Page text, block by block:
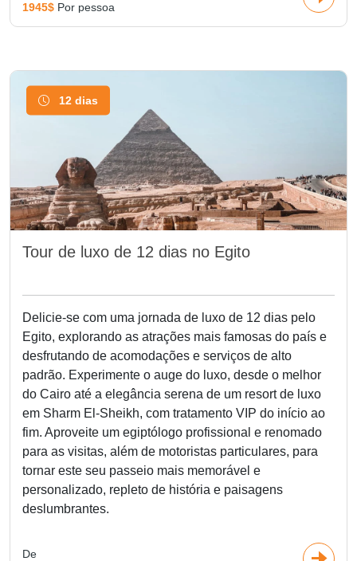
1945$ Por pessoa
12 dias
Tour de luxo de 12 dias no Egito
Delicie-se com uma jornada de luxo de 12 dias pelo
Egito, explorando as atrações mais famosas do país e
desfrutando de acomodações e serviços de alto
padrão. Experimente o auge do luxo, desde o melhor
do Cairo até a elegância serena de um resort de luxo
em Sharm El-Sheikh, com tratamento VIP do início ao
fim. Aproveite um egiptólogo profissional e renomado
para as visitas, além de motoristas particulares, para
tornar este seu passeio mais memorável e
personalizado, repleto de história e paisagens
deslumbrantes.
De